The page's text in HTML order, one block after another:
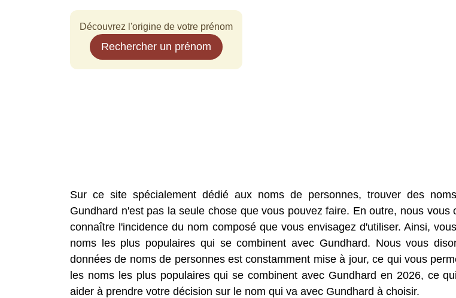
Découvrez l'origine de votre prénom
Rechercher un prénom
Sur ce site spécialement dédié aux noms de personnes, trouver des
Gundhard n'est pas la seule chose que vous pouvez faire. En outre, nous vous
connaître l'incidence du nom composé que vous envisagez d'utiliser. Ainsi,
noms les plus populaires qui se combinent avec Gundhard. Nous vous
données de noms de personnes est constamment mise à jour, ce qui vous
les noms les plus populaires qui se combinent avec Gundhard en 2026, ce
aider à prendre votre décision sur le nom qui va avec Gundhard à choisir.